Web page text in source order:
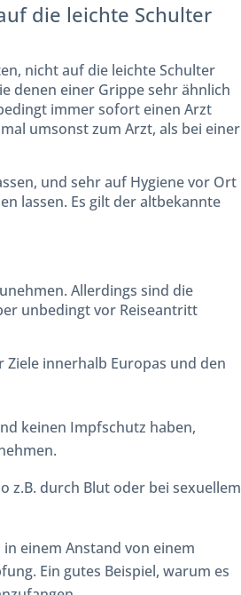
die leichte Schulter
nicht auf die leichte Schulter
denen einer Grippe sehr ähnlich
immer sofort einen Arzt
umsonst zum Arzt, als bei einer
und sehr auf Hygiene vor Ort
lassen. Es gilt der altbekannte
Allerdings sind die
unbedingt vor Reiseantritt
innerhalb Europas und den
keinen Impfschutz haben,
z.B. durch Blut oder bei sexuellem
einem Anstand von einem
Ein gutes Beispiel, warum es